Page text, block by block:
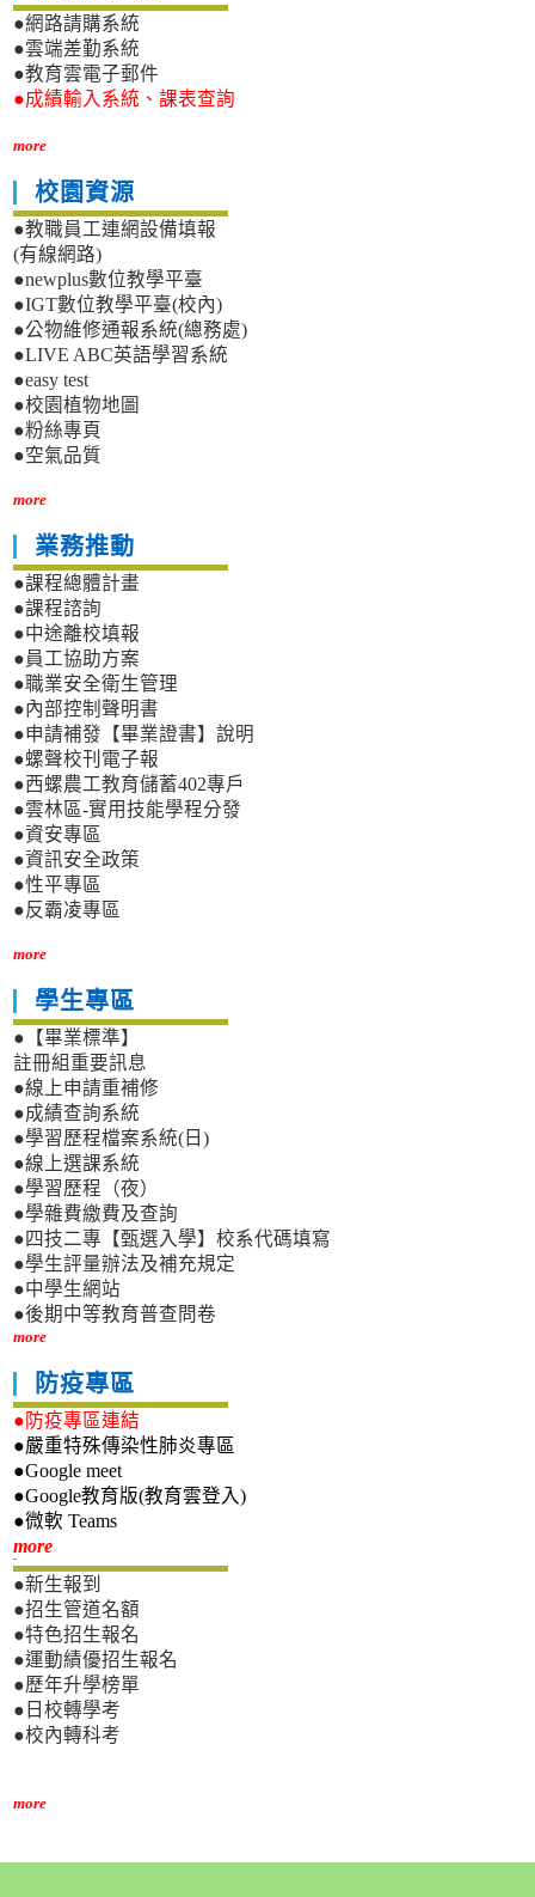
●網路請購系統
●雲端差勤系統
●教育雲電子郵件
●成績輸入系統、課表查詢
more
校園資源
●教職員工連網設備填報
(有線網路)
●newplus數位教學平臺
●IGT數位教學平臺(校內)
●公物維修通報系統(總務處)
●LIVE ABC英語學習系統
●easy test
●校園植物地圖
●粉絲專頁
●空氣品質
more
業務推動
●課程總體計畫
●課程諮詢
●中途離校填報
●員工協助方案
●職業安全衛生管理
●內部控制聲明書
●申請補發【畢業證書】說明
●螺聲校刊電子報
●西螺農工教育儲蓄402專戶
●雲林區-實用技能學程分發
●資安專區
●資訊安全政策
●性平專區
●反霸凌專區
more
學生專區
●【畢業標準】
註冊組重要訊息
●線上申請重補修
●成績查詢系統
●學習歷程檔案系統(日)
●線上選課系統
●學習歷程（夜）
●學雜費繳費及查詢
●四技二專【甄選入學】校系代碼填寫
●學生評量辦法及補充規定
●中學生網站
●後期中等教育普查問卷
more
防疫專區
●防疫專區連結
●嚴重特殊傳染性肺炎專區
●Google meet
●Google教育版(教育雲登入)
●微軟 Teams
more新生專區
●新生報到
●招生管道名額
●特色招生報名
●運動績優招生報名
●歷年升學榜單
●日校轉學考
●校內轉科考
more